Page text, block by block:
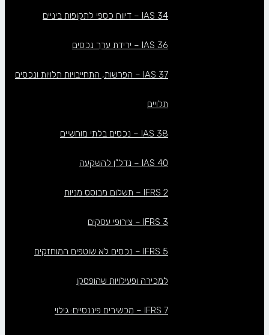
IAS 34 – דיווח כספי לתקופות ביניים
IAS 36 – ירידת ערך נכסים
IAS 37 – הפרשות, התחייבויות תלויות ונכסים
תלויים
IAS 38 – נכסים בלתי מוחשיים
IAS 40 – נדל”ן להשקעה
IFRS 2 – תשלום מבוסס מניות
IFRS 3 – צירופי עסקים
IFRS 5 – נכסים לא שוטפים המוחזקים
למכירה ופעילויות שהופסקו
IFRS 7 – מכשירים פיננסיים: גילוי